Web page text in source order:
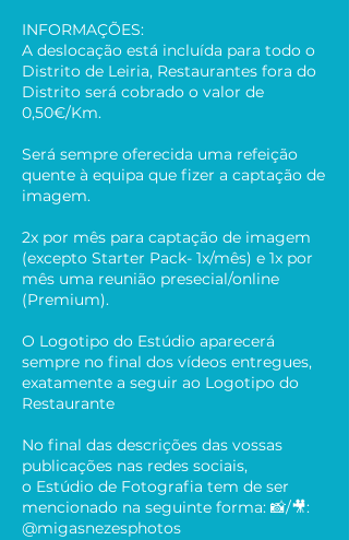
INFORMAÇÕES:
A deslocação está incluída para todo o
Distrito de Leiria, Restaurantes fora do
Distrito será cobrado o valor de
0,50€/Km.
Será sempre oferecida uma refeição
quente à equipa que fizer a captação de
imagem.
2x por mês para captação de imagem
(excepto Starter Pack- 1x/mês) e 1x por
mês uma reunião presecial/online
(Premium).
O Logotipo do Estúdio aparecerá
sempre no final dos vídeos entregues,
exatamente a seguir ao Logotipo do
Restaurante
No final das descrições das vossas
publicações nas redes sociais,
o Estúdio de Fotografia tem de ser
mencionado na seguinte forma: 📸/🎥:
@migasnezesphotos